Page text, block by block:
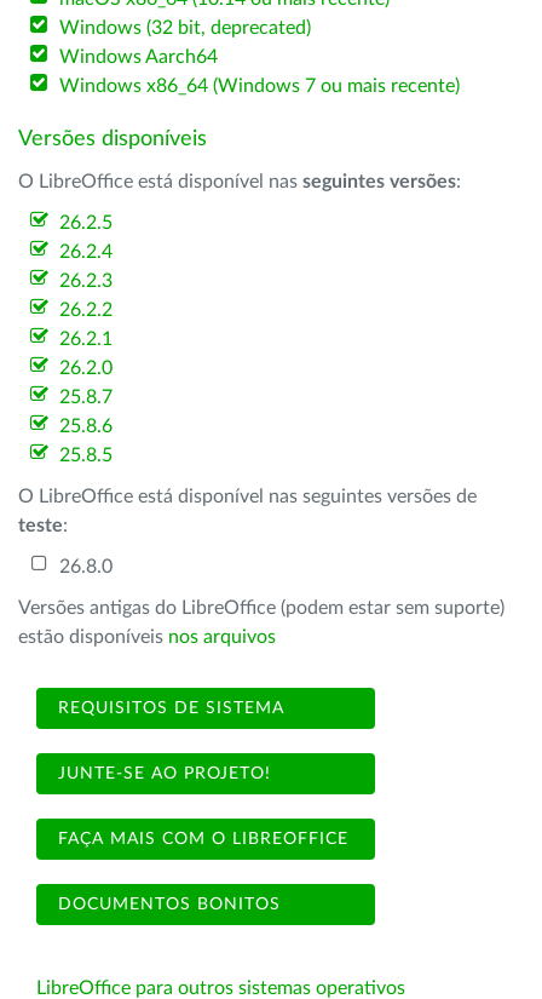
Windows (32 bit, deprecated)
Windows Aarch64
Windows x86_64 (Windows 7 ou mais recente)
Versões disponíveis
O LibreOffice está disponível nas seguintes versões:
26.2.5
26.2.4
26.2.3
26.2.2
26.2.1
26.2.0
25.8.7
25.8.6
25.8.5
O LibreOffice está disponível nas seguintes versões de
teste:
26.8.0
Versões antigas do LibreOffice (podem estar sem suporte)
estão disponíveis nos arquivos
REQUISITOS DE SISTEMA
JUNTE-SE AO PROJETO!
FAÇA MAIS COM O LIBREOFFICE
DOCUMENTOS BONITOS
LibreOffice para outros sistemas operativos